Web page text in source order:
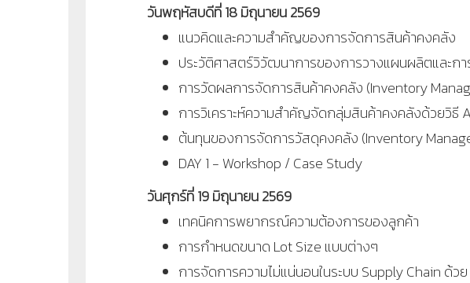
วันพฤหัสบดีที่ 18 มิถุนายน 2569
แนวคิดและความสำคัญของการจัดการสินค้าคงคลัง
ประวัติศาสตร์วิวัฒนาการของการวางแผนผลิตและก
การวัดผลการจัดการสินค้าคงคลัง (Inventory
การวิเคราะห์ความสำคัญจัดกลุ่มสินค้าคงคลังด้วยวิธี
ต้นทุนของการจัดการวัสดุคงคลัง (Inventory
DAY 1 - Workshop / Case Study
วันศุกร์ที่19 มิถุนายน 2569
เทคนิคการพยากรณ์ความต้องการของลูกค้า
การกำหนดขนาด Lot Size แบบต่างๆ
การจัดการความไม่แน่นอนในระบบ Supply Chain ด้ว